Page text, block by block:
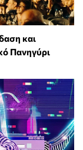
και
Πανηγύρι